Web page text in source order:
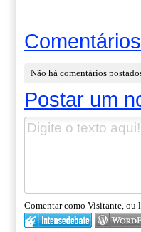
Comentários
Não há comentários
Postar um
Comentar como Visitante, ou